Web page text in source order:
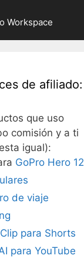
Workspace
de afiliado:
que uso
comisión y a ti
igual):
GoPro Hero 12
de viaje
para Shorts
para YouTube